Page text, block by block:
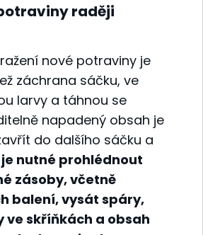
raději
nové potraviny je
záchrana sáčku, ve
larvy a táhnou se
napadený obsah je
do dalšího sáčku a
nutné prohlédnout
zásoby, včetně
balení, vysát spáry,
ve skříňkách a obsah